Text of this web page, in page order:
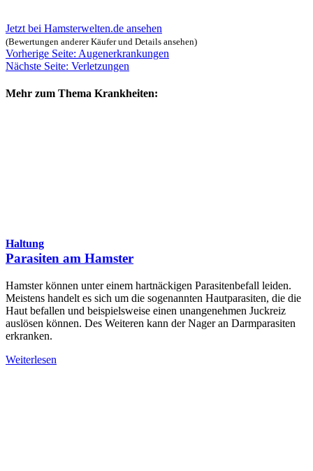
Jetzt bei Hamsterwelten.de ansehen
(Bewertungen anderer Käufer und Details ansehen)
Vorherige Seite: Augenerkrankungen
Nächste Seite: Verletzungen
Mehr zum Thema Krankheiten:
Haltung
Parasiten am Hamster
Hamster können unter einem hartnäckigen Parasitenbefall leiden.
Meistens handelt es sich um die sogenannten Hautparasiten, die die
Haut befallen und beispielsweise einen unangenehmen Juckreiz
auslösen können. Des Weiteren kann der Nager an Darmparasiten
erkranken.
Weiterlesen